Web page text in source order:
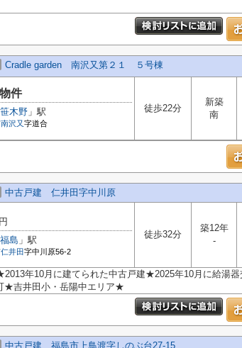
Cradle garden 南沢又第２１ ５号棟
件
笹木野 」駅
南沢又字道合
徒歩22分
新築
南
中古戸建 仁井田字中川原
福島 」駅
仁井田字中川原56-2
徒歩32分
築12年
-
年10月に建てられた中古戸建★2025年10月に給湯
★吉井田小・岳陽中エリア★
中古戸建 福島市上鳥渡字しのぶ台27-15